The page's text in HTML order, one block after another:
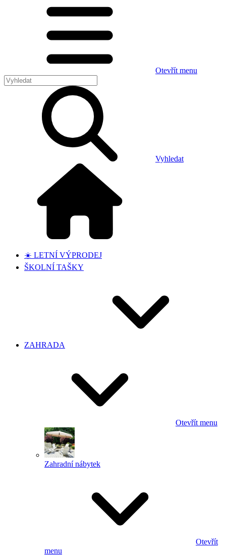
Otevřít menu
Vyhledat
☀️ LETNÍ VÝPRODEJ
ŠKOLNÍ TAŠKY
ZAHRADA
Otevřít menu
Zahradní nábytek
Otevřít
menu